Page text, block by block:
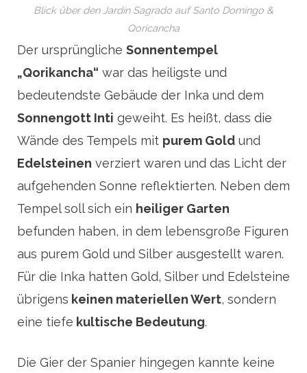
Blick über den Jardín Sagrado auf Santo Domingo &
Qoricancha
Der ursprüngliche Sonnentempel
„Qorikancha“ war das heiligste und
bedeutendste Gebäude der Inka und dem
Sonnengott Inti geweiht. Es heißt, dass die
Wände des Tempels mit purem Gold und
Edelsteinen verziert waren und das Licht der
aufgehenden Sonne reflektierten. Neben dem
Tempel soll sich ein heiliger Garten
befunden haben, in dem lebensgroße Figuren
aus purem Gold und Silber ausgestellt waren.
Für die Inka hatten Gold, Silber und Edelsteine
übrigens keinen materiellen Wert, sondern
eine tiefe kultische Bedeutung.
Die Gier der Spanier hingegen kannte keine